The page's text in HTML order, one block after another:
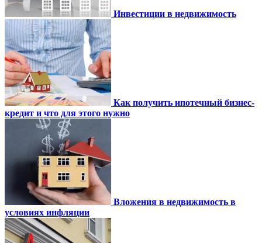
Инвестиции в недвижимость
Как получить ипотечный бизнес-
кредит и что для этого нужно
Вложения в недвижимость в
условиях инфляции